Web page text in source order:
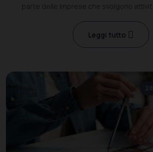
parte delle imprese che svolgono
Leggi tutto